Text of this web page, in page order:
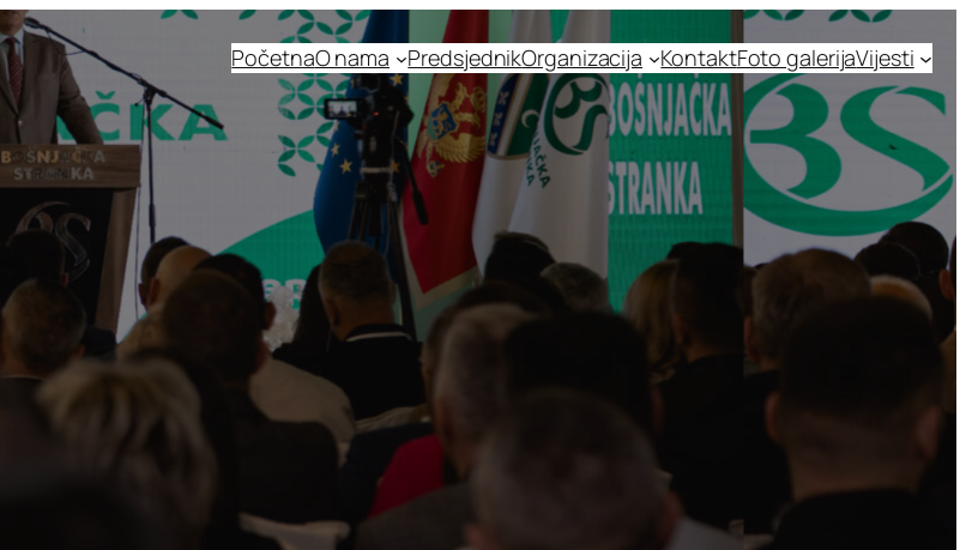
PočetnaO nama PredsjednikOrganizacija KontaktFoto galerijaVijesti